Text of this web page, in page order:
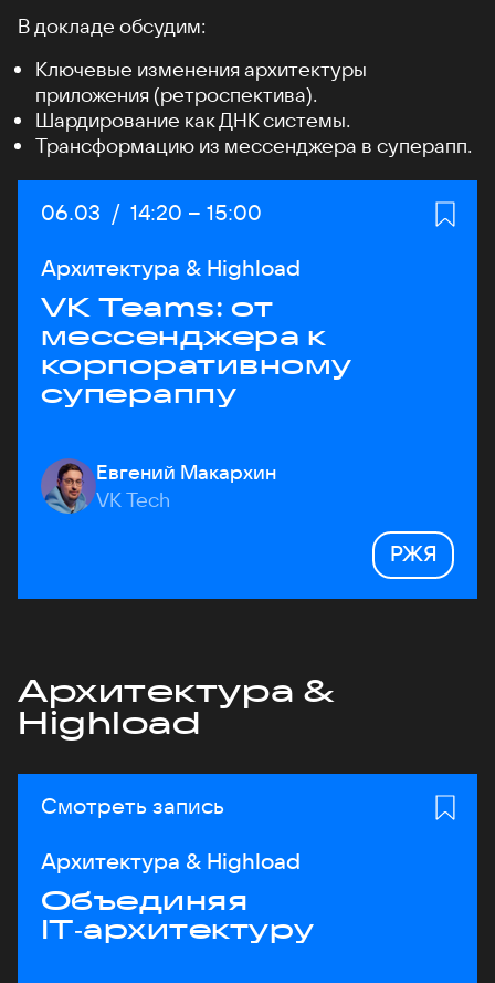
В докладе обсудим:
Ключевые изменения архитектуры
приложения (ретроспектива).
Шардирование как ДНК системы.
Трансформацию из мессенджера в суперапп.
Дата:
06.03 / Начало:
14:20 – Конец:
15:00
Архитектура & Highload
VK Teams: от
мессенджера к
корпоративному
супераппу
Евгений Макархин
VK Tech
РЖЯ
Архитектура &
Highload
Смотреть запись
Архитектура & Highload
Объединяя
IT‑архитектуру